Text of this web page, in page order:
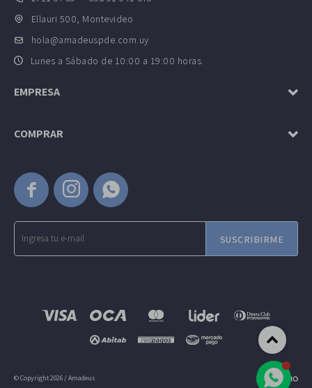
  
SUSCRIBIRME
Ellauri 500, Montevideo
hola@amadeuspde.com.uy
Lunes a Sábado de 10:00 a 19:00 horas.
EMPRESA
COMPRAR
© Copyright 2026 / Amadeus